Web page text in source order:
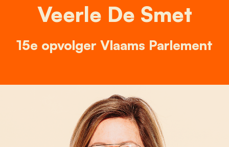
Veerle De Smet
15e opvolger Vlaams Parlement